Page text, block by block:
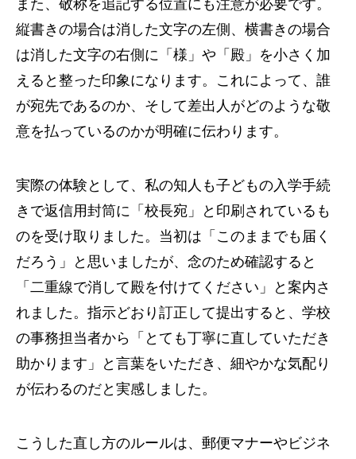
また、敬称を追記する位置にも注意が必要です。
縦書きの場合は消した文字の左側、横書きの場合
は消した文字の右側に「様」や「殿」を小さく加
えると整った印象になります。これによって、誰
が宛先であるのか、そして差出人がどのような敬
意を払っているのかが明確に伝わります。
実際の体験として、私の知人も子どもの入学手続
きで返信用封筒に「校長宛」と印刷されているも
のを受け取りました。当初は「このままでも届く
だろう」と思いましたが、念のため確認すると
「二重線で消して殿を付けてください」と案内さ
れました。指示どおり訂正して提出すると、学校
の事務担当者から「とても丁寧に直していただき
助かります」と言葉をいただき、細やかな気配り
が伝わるのだと実感しました。
こうした直し方のルールは、郵便マナーやビジネ